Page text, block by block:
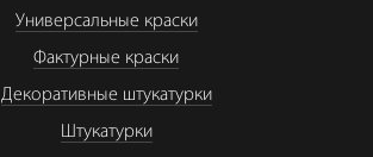
Универсальные краски
Фактурные краски
Декоративные штукатурки
Штукатурки